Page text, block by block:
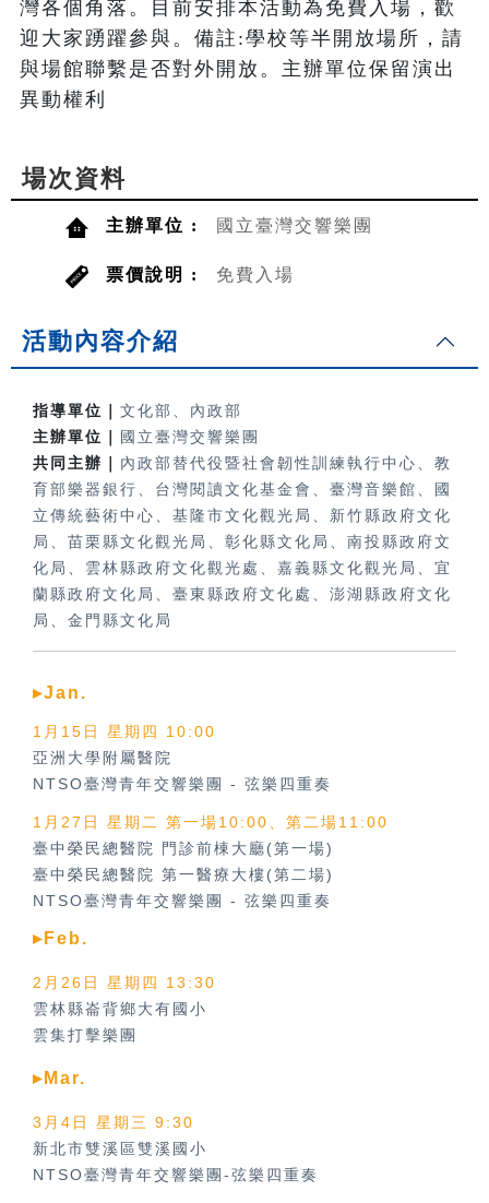
灣各個角落。目前安排本活動為免費入場，歡
迎大家踴躍參與。備註:學校等半開放場所，請
與場館聯繫是否對外開放。主辦單位保留演出
異動權利
場次資料
主辦單位 : 國立臺灣交響樂團
票價說明 : 免費入場
活動內容介紹
指導單位｜ 文化部、內政部
主辦單位｜
國立臺灣交響樂團
共同主辦｜ 內政部替代役暨社會韌性訓練執行中心、教
育部樂器銀行、 台灣閱讀文化基金會、臺灣音樂館、國
立傳統藝術中心、基隆市文化觀光局、新竹縣政府文化
局、苗栗縣文化觀光局、彰化縣文化局、南投縣政府文
化局、雲林縣政府文化觀光處、嘉義縣文化觀光局、宜
蘭縣政府文化局、臺東縣政府文化處、澎湖縣政府文化
局、金門縣文化局
▸Jan.
1月15日 星期四 10:00
亞洲大學附屬醫院
NTSO臺灣青年交響樂團 - 弦樂四重奏
1月27日 星期二 第一場10:00、第二場11:00
臺中榮民總醫院 門診前棟大廳(第一場)
臺中榮民總醫院 第一醫療大樓(第二場)
NTSO臺灣青年交響樂團 - 弦樂四重奏
▸Feb.
2月26日 星期四 13:30
雲林縣崙背鄉大有國小
雲集打擊樂團
▸Mar.
3月4日 星期三 9:30
新北市雙溪區雙溪國小
NTSO臺灣青年交響樂團-弦樂四重奏